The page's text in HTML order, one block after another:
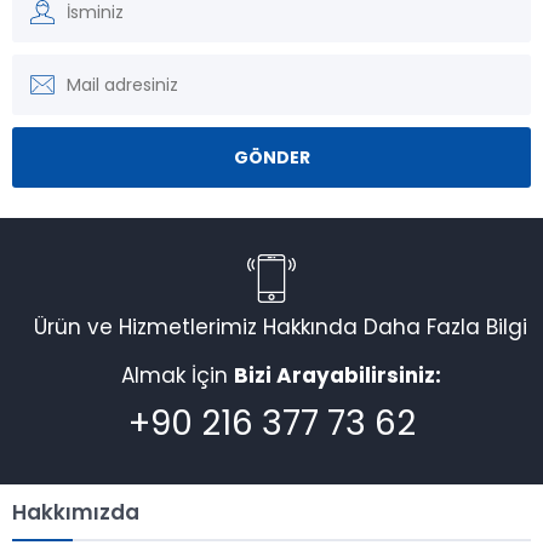
Ürün ve Hizmetlerimiz Hakkında Daha Fazla Bilgi
Almak İçin Bizi Arayabilirsiniz:
+90 216 377 73 62
Hakkımızda